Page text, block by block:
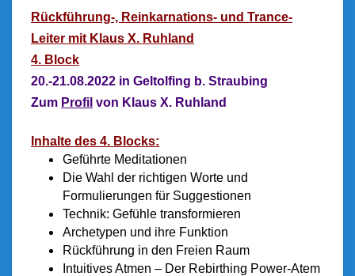
Rückführung-, Reinkarnations- und Trance-
Leiter mit Klaus X. Ruhland
4. Block
20.-21.08.2022 in Geltolfing b. Straubing
Zum Profil von Klaus X. Ruhland
Inhalte des 4. Blocks:
Geführte Meditationen
Die Wahl der richtigen Worte und
Formulierungen für Suggestionen
Technik: Gefühle transformieren
Archetypen und ihre Funktion
Rückführung in den Freien Raum
Intuitives Atmen – Der Rebirthing Power-Atem